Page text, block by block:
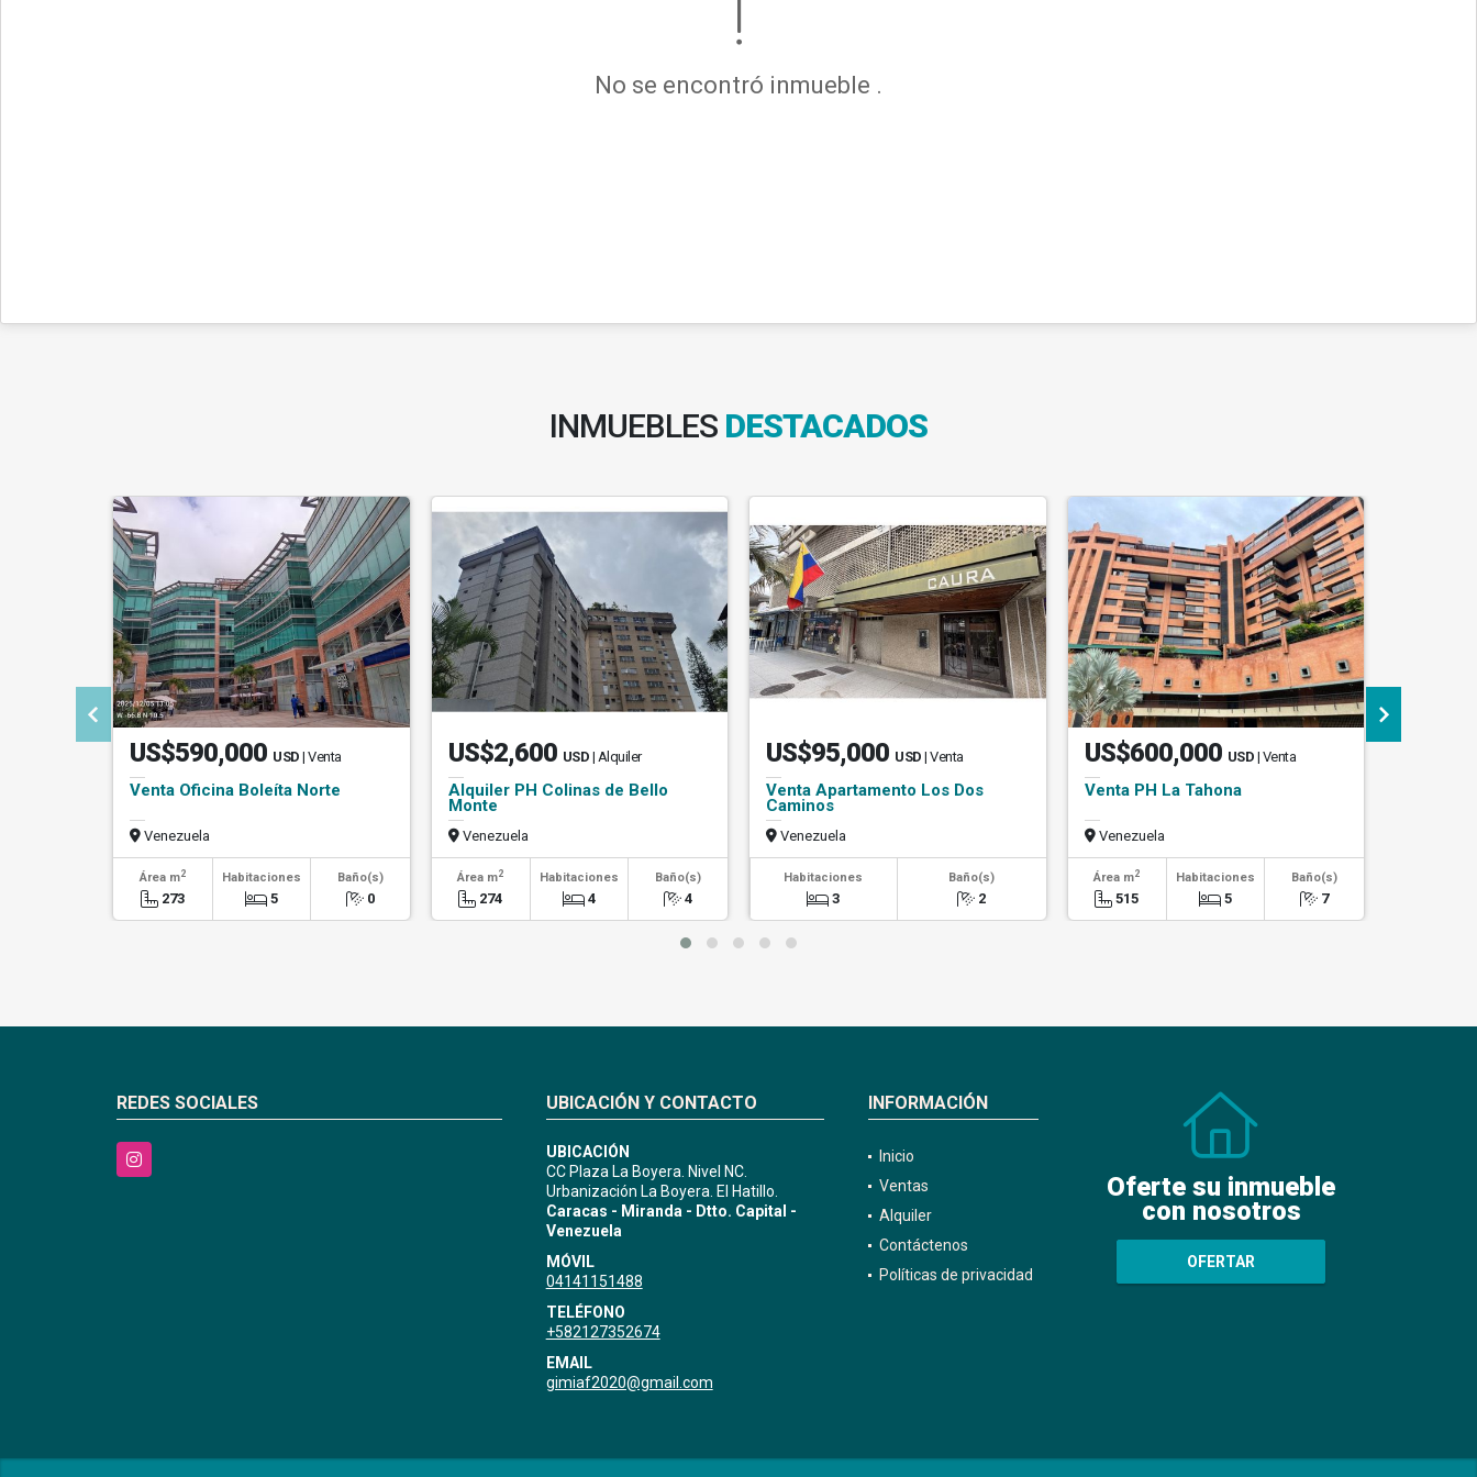
No se encontró inmueble .
INMUEBLES DESTACADOS
US$590,000 USD | Venta
Venta Oficina Boleíta Norte
Venezuela
Área m2
273
Habitaciones
5
Baño(s)
0
US$2,600 USD | Alquiler
Alquiler PH Colinas de Bello
Monte
Venezuela
Área m2
274
Habitaciones
4
Baño(s)
4
US$95,000 USD | Venta
Venta Apartamento Los Dos
Caminos
Venezuela
Habitaciones
3
Baño(s)
2
US$600,000 USD | Venta
Venta PH La Tahona
Venezuela
Área m2
515
Habitaciones
5
Baño(s)
7
REDES SOCIALES
Instagram
UBICACIÓN Y CONTACTO
UBICACIÓN
CC Plaza La Boyera. Nivel NC.
Urbanización La Boyera. El Hatillo.
Caracas - Miranda - Dtto. Capital -
Venezuela
MÓVIL
04141151488
TELÉFONO
+582127352674
EMAIL
gimiaf2020@gmail.com
INFORMACIÓN
Inicio
Ventas
Alquiler
Contáctenos
Políticas de privacidad
Oferte su inmueble
con nosotros
OFERTAR